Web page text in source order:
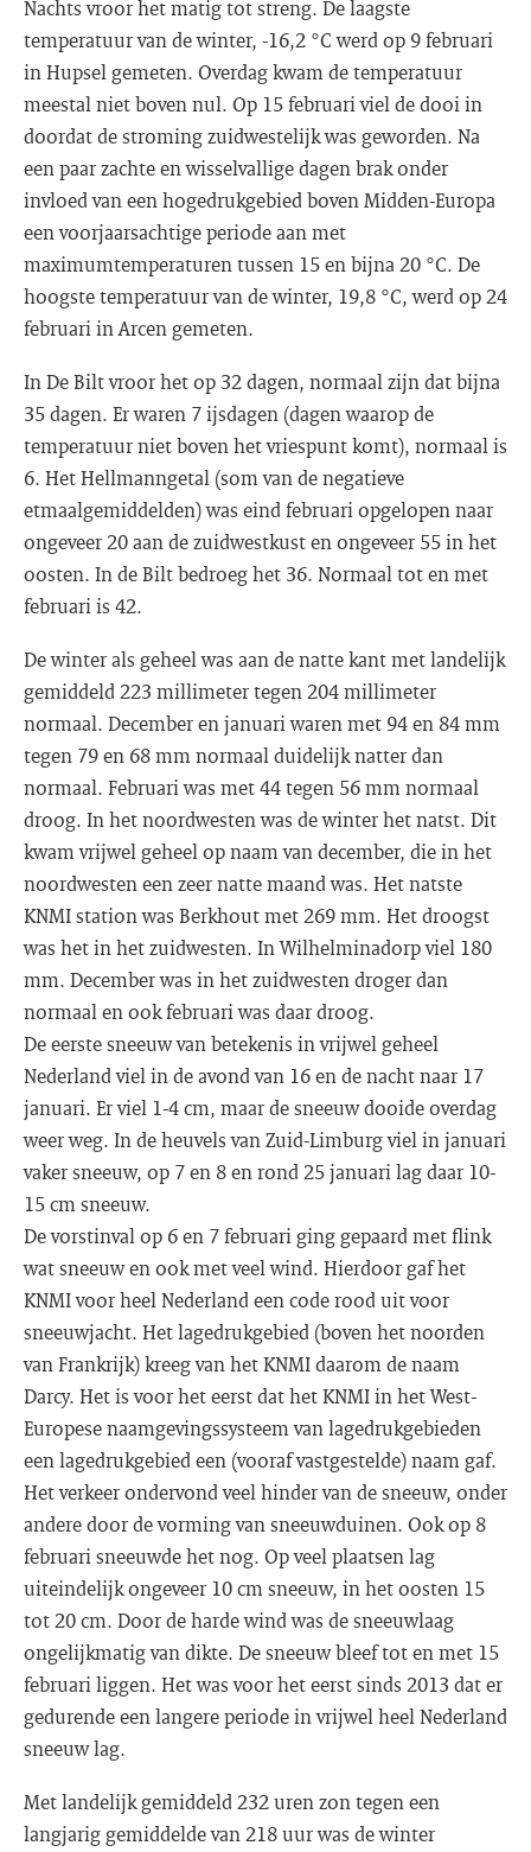
Nachts vroor het matig tot streng. De laagste
temperatuur van de winter, -16,2 °C werd op 9 februari
in Hupsel gemeten. Overdag kwam de temperatuur
meestal niet boven nul. Op 15 februari viel de dooi in
doordat de stroming zuidwestelijk was geworden. Na
een paar zachte en wisselvallige dagen brak onder
invloed van een hogedrukgebied boven Midden-Europa
een voorjaarsachtige periode aan met
maximumtemperaturen tussen 15 en bijna 20 °C. De
hoogste temperatuur van de winter, 19,8 °C, werd op 24
februari in Arcen gemeten.
In De Bilt vroor het op 32 dagen, normaal zijn dat bijna
35 dagen. Er waren 7 ijsdagen (dagen waarop de
temperatuur niet boven het vriespunt komt), normaal is
6. Het Hellmanngetal (som van de negatieve
etmaalgemiddelden) was eind februari opgelopen naar
ongeveer 20 aan de zuidwestkust en ongeveer 55 in het
oosten. In de Bilt bedroeg het 36. Normaal tot en met
februari is 42.
De winter als geheel was aan de natte kant met landelijk
gemiddeld 223 millimeter tegen 204 millimeter
normaal. December en januari waren met 94 en 84 mm
tegen 79 en 68 mm normaal duidelijk natter dan
normaal. Februari was met 44 tegen 56 mm normaal
droog. In het noordwesten was de winter het natst. Dit
kwam vrijwel geheel op naam van december, die in het
noordwesten een zeer natte maand was. Het natste
KNMI station was Berkhout met 269 mm. Het droogst
was het in het zuidwesten. In Wilhelminadorp viel 180
mm. December was in het zuidwesten droger dan
normaal en ook februari was daar droog.
De eerste sneeuw van betekenis in vrijwel geheel
Nederland viel in de avond van 16 en de nacht naar 17
januari. Er viel 1-4 cm, maar de sneeuw dooide overdag
weer weg. In de heuvels van Zuid-Limburg viel in januari
vaker sneeuw, op 7 en 8 en rond 25 januari lag daar 10-
15 cm sneeuw.
De vorstinval op 6 en 7 februari ging gepaard met flink
wat sneeuw en ook met veel wind. Hierdoor gaf het
KNMI voor heel Nederland een code rood uit voor
sneeuwjacht. Het lagedrukgebied (boven het noorden
van Frankrijk) kreeg van het KNMI daarom de naam
Darcy. Het is voor het eerst dat het KNMI in het West-
Europese naamgevingssysteem van lagedrukgebieden
een lagedrukgebied een (vooraf vastgestelde) naam gaf.
Het verkeer ondervond veel hinder van de sneeuw, onder
andere door de vorming van sneeuwduinen. Ook op 8
februari sneeuwde het nog. Op veel plaatsen lag
uiteindelijk ongeveer 10 cm sneeuw, in het oosten 15
tot 20 cm. Door de harde wind was de sneeuwlaag
ongelijkmatig van dikte. De sneeuw bleef tot en met 15
februari liggen. Het was voor het eerst sinds 2013 dat er
gedurende een langere periode in vrijwel heel Nederland
sneeuw lag.
Met landelijk gemiddeld 232 uren zon tegen een
langjarig gemiddelde van 218 uur was de winter